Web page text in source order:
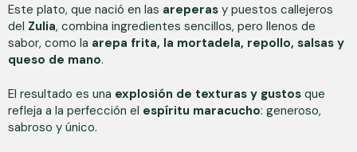
Este plato, que nació en las areperas y puestos callejeros
del Zulia, combina ingredientes sencillos, pero llenos de
sabor, como la arepa frita, la mortadela, repollo, salsas y
queso de mano.
El resultado es una explosión de texturas y gustos que
refleja a la perfección el espíritu maracucho: generoso,
sabroso y único.